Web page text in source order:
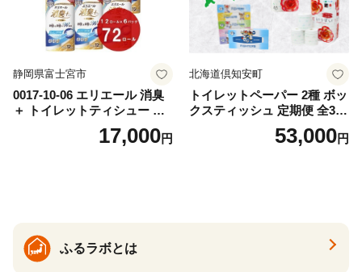
静岡県富士宮市
0017-10-06 エリエール 消臭
＋ トイレットティシュー し
っかり香るフレッシュクリア
の香り ダブル 12ロール×6パ
17,000円
北海道倶知安町
トイレットペーパー 2種 ボッ
クスティッシュ 定期便 全3
回 日本製 まとめ買い 防災
常備品 日用雑貨 消耗品 生活
53,000円
ふるラボとは